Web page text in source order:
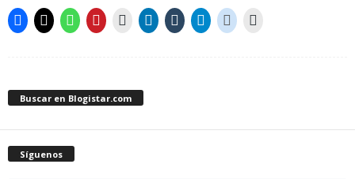
Buscar en Blogistar.com
Síguenos